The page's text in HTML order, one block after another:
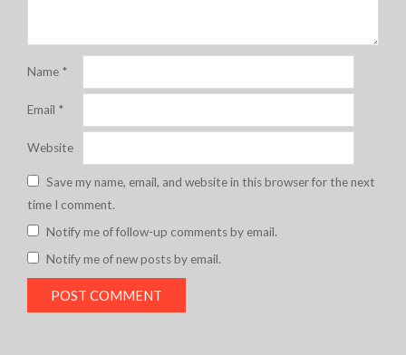
Name *
Email *
Website
Save my name, email, and website in this browser for the next
time I comment.
Notify me of follow-up comments by email.
Notify me of new posts by email.